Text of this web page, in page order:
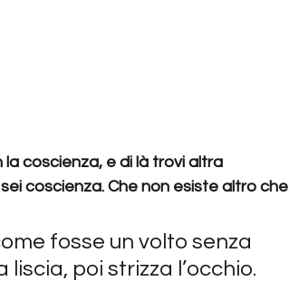
la coscienza, e di là trovi altra
coscienza. Che non esiste altro che
fosse un volto senza
poi strizza l’occhio.